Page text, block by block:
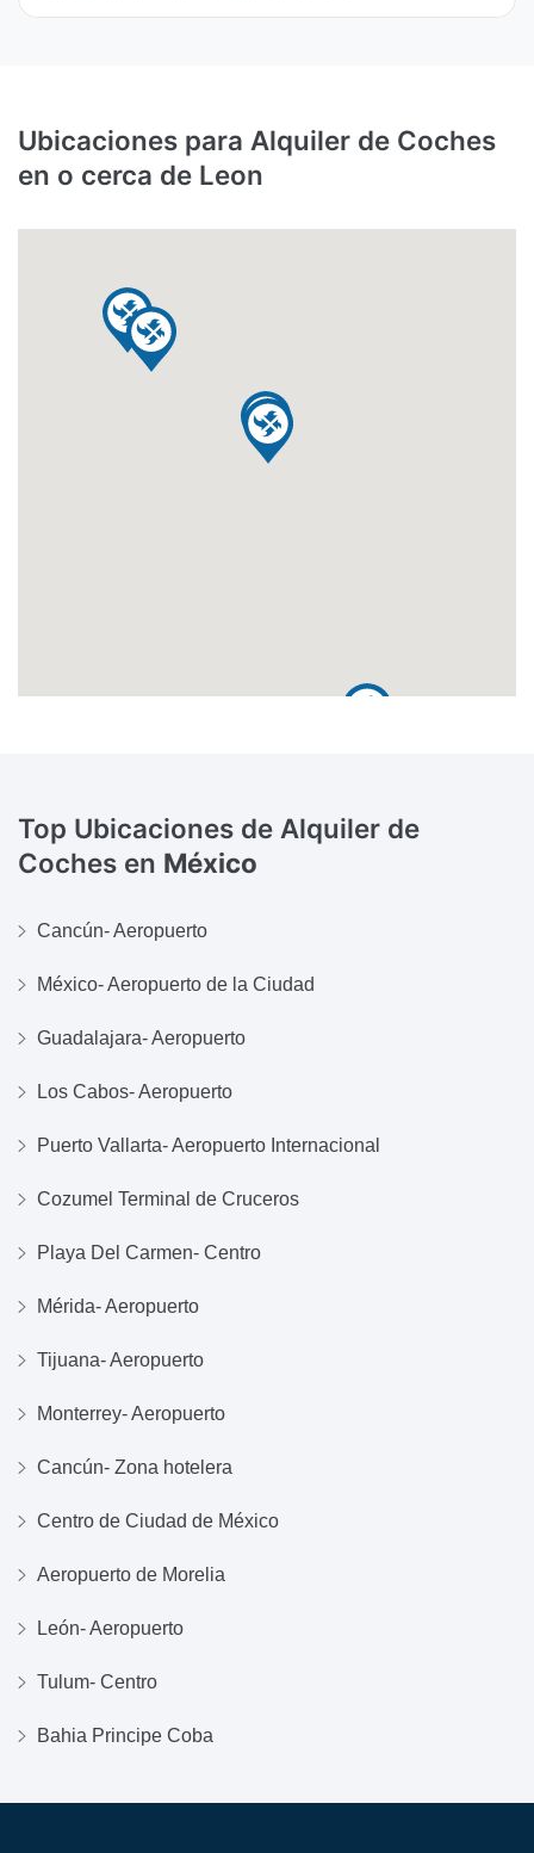
Ubicaciones para Alquiler de Coches
en o cerca de Leon
Top Ubicaciones de Alquiler de
Coches en México
Cancún- Aeropuerto
México- Aeropuerto de la Ciudad
Guadalajara- Aeropuerto
Los Cabos- Aeropuerto
Puerto Vallarta- Aeropuerto Internacional
Cozumel Terminal de Cruceros
Playa Del Carmen- Centro
Mérida- Aeropuerto
Tijuana- Aeropuerto
Monterrey- Aeropuerto
Cancún- Zona hotelera
Centro de Ciudad de México
Aeropuerto de Morelia
León- Aeropuerto
Tulum- Centro
Bahia Principe Coba